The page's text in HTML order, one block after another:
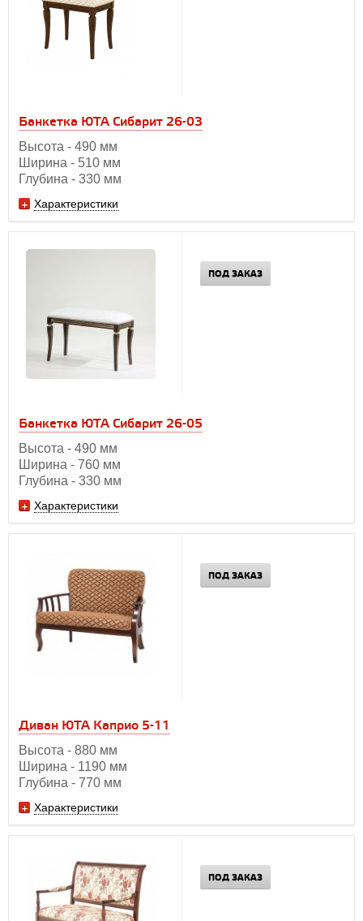
Банкетка ЮТА Сибарит 26-03
Высота - 490 мм
Ширина - 510 мм
Глубина - 330 мм
Характеристики
Банкетка ЮТА Сибарит 26-05
Высота - 490 мм
Ширина - 760 мм
Глубина - 330 мм
Характеристики
ПОД ЗАКАЗ
Диван ЮТА Каприо 5-11
Высота - 880 мм
Ширина - 1190 мм
Глубина - 770 мм
Характеристики
ПОД ЗАКАЗ
ПОД ЗАКАЗ